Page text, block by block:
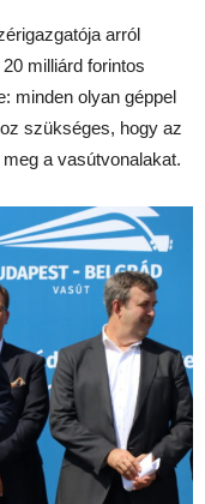
arról
milliárd forintos
minden olyan géppel
szükséges, hogy az
a vasútvonalakat.